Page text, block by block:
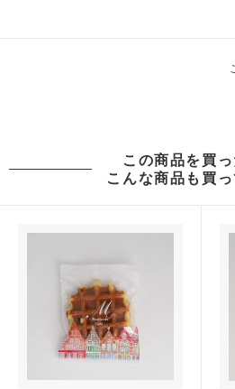
この商品を買
こんな商品も買